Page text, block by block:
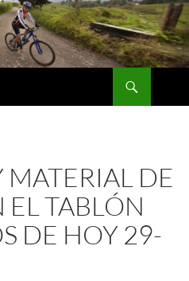
MATERIAL DE
TABLÓN
DE HOY 29-